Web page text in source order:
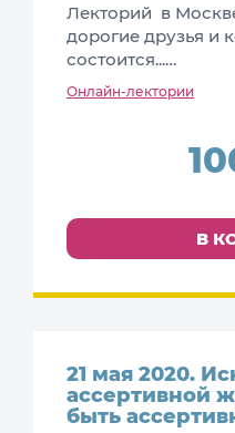
Лекторий в
дорогие друзья и
состоится...…
Онлайн-лектории
В
21 мая 2020.
ассертивной
быть